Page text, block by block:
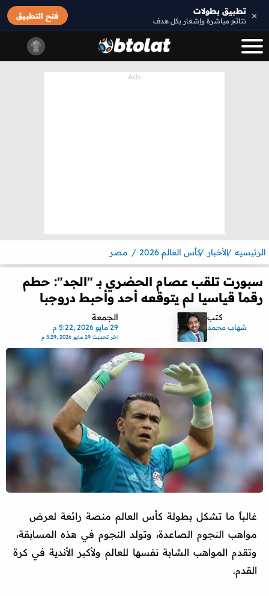
× تطبيق بطولات
نتائج مباشرة وإشعار بكل هدف
فتح التطبيق
الرئيسيه الأخبار كأس العالم 2026 مصر
سبورت تلقب عصام الحضري بـ "الجد": حطم
رقماً قياسيا لم يتوقعه أحد وأحبط دروجبا
كتب
شهاب محمد
الجمعة
29 مايو 2026 ,5:22 م
اخر تحديث29 مايو 2026 ,5:29 م
غالباً ما تشكل بطولة كأس العالم منصة رائعة لعرض
مواهب النجوم الصاعدة، وتولد النجوم في هذه المسابقة،
وتقدم المواهب الشابة نفسها للعالم ولأكبر الأندية في كرة
القدم.